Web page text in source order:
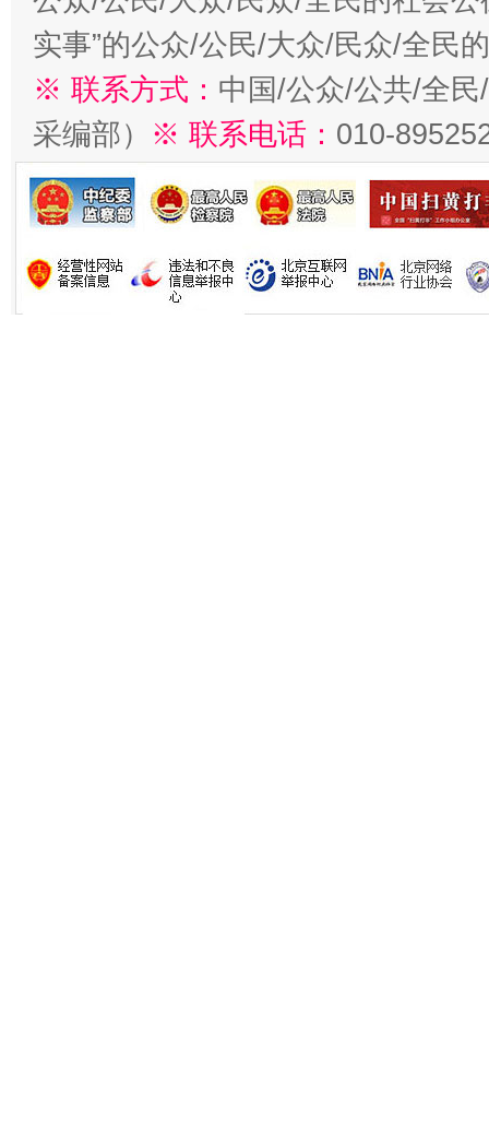
实事”的公众/公民/大众/民众/全民
※ 联系方式： 中国/公众/公共/全
采编部） ※ 联系电话： 010-